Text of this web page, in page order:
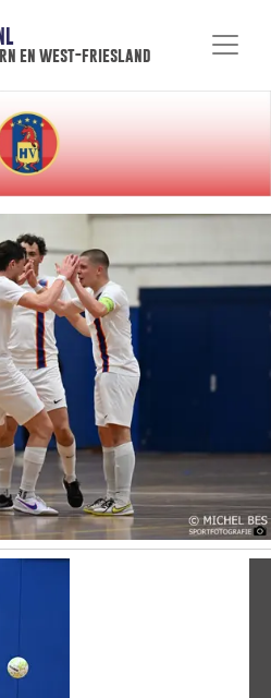
en west-friesland